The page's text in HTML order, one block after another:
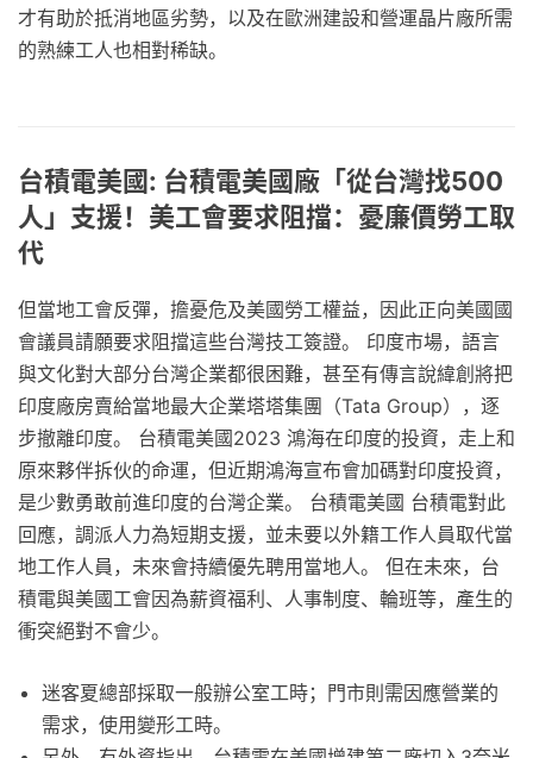
才有助於抵消地區劣勢，以及在歐洲建設和營運晶片廠所需
的熟練工人也相對稀缺。
台積電美國: 台積電美國廠「從台灣找500
人」支援！美工會要求阻擋：憂廉價勞工取
代
但當地工會反彈，擔憂危及美國勞工權益，因此正向美國國
會議員請願要求阻擋這些台灣技工簽證。 印度市場，語言
與文化對大部分台灣企業都很困難，甚至有傳言說緯創將把
印度廠房賣給當地最大企業塔塔集團（Tata Group），逐
步撤離印度。 台積電美國2023 鴻海在印度的投資，走上和
原來夥伴拆伙的命運，但近期鴻海宣布會加碼對印度投資，
是少數勇敢前進印度的台灣企業。 台積電美國 台積電對此
回應，調派人力為短期支援，並未要以外籍工作人員取代當
地工作人員，未來會持續優先聘用當地人。 但在未來，台
積電與美國工會因為薪資福利、人事制度、輪班等，產生的
衝突絕對不會少。
迷客夏總部採取一般辦公室工時；門市則需因應營業的
需求，使用變形工時。